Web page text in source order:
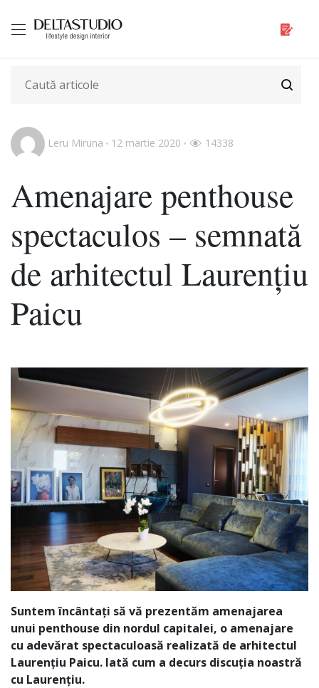
Leru Miruna 12 martie 2020 14338
Amenajare penthouse
spectaculos – semnată
de arhitectul Laurențiu
Paicu
Suntem încântați să vă prezentăm amenajarea
unui penthouse din nordul capitalei, o amenajare
cu adevărat spectaculoasă realizată de arhitectul
Laurențiu Paicu. Iată cum a decurs discuția noastră
cu Laurențiu.